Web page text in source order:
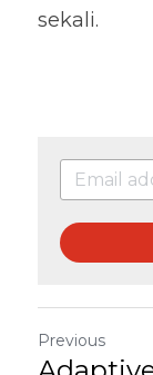
sekali.
Previous